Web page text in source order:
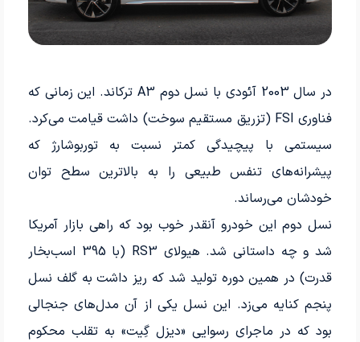
در سال 2003 آئودی با نسل دوم A3 ترکاند. این زمانی که
فناوری FSI (تزریق مستقیم سوخت) داشت قیامت می‌کرد.
سیستمی با پیچیدگی کمتر نسبت به توربوشارژ که
پیشرانه‌های تنفس طبیعی را به بالاترین سطح توان
خودشان می‌رساند.
نسل دوم این خودرو آنقدر خوب بود که راهی بازار آمریکا
شد و چه داستانی شد. هیولای RS3 (با 395 اسب‌بخار
قدرت) در همین دوره تولید شد که ریز داشت به گلف نسل
پنجم کنایه می‌زد. این نسل یکی از آن مدل‌های جنجالی
بود که در ماجرای رسوایی «دیزل گِیت» به تقلب محکوم